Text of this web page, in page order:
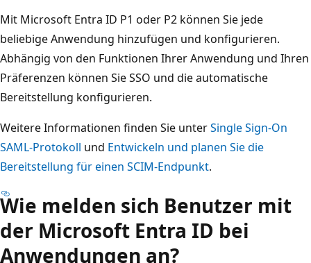
Mit Microsoft Entra ID P1 oder P2 können Sie jede
beliebige Anwendung hinzufügen und konfigurieren.
Abhängig von den Funktionen Ihrer Anwendung und Ihren
Präferenzen können Sie SSO und die automatische
Bereitstellung konfigurieren.
Weitere Informationen finden Sie unterSingle Sign-On
SAML-Protokoll und Entwickeln und planen Sie die
Bereitstellung für einen SCIM-Endpunkt.
Wie melden sich Benutzer mit
der Microsoft Entra ID bei
Anwendungen an?